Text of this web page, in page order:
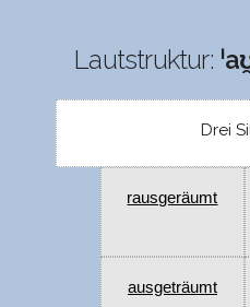
Lautstruktur:
Drei
rausgeräumt
ausgeträumt